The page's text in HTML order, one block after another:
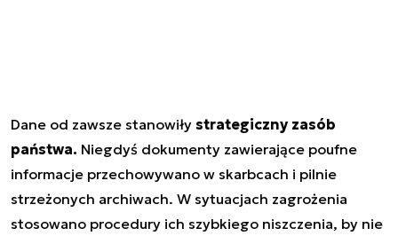
Dane od zawsze stanowiły strategiczny zasób
państwa. Niegdyś dokumenty zawierające poufne
informacje przechowywano w skarbcach i pilnie
strzeżonych archiwach. W sytuacjach zagrożenia
stosowano procedury ich szybkiego niszczenia, by nie